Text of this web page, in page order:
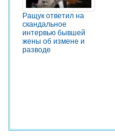
Ращук ответил на
скандальное
интервью бывшей
жены об измене и
разводе